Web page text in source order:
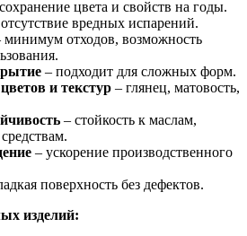
цвета и свойств на годы.
вредных испарений.
минимум отходов, возможность
– подходит для сложных форм.
и текстур – глянец, матовость,
– стойкость к маслам,
– ускорение производственного
поверхность без дефектов.
изделий: